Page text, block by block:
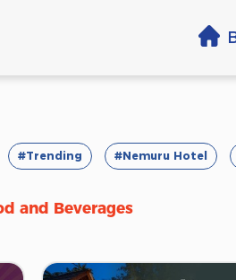
#Trending #Nemuru Hotel
and Beverages